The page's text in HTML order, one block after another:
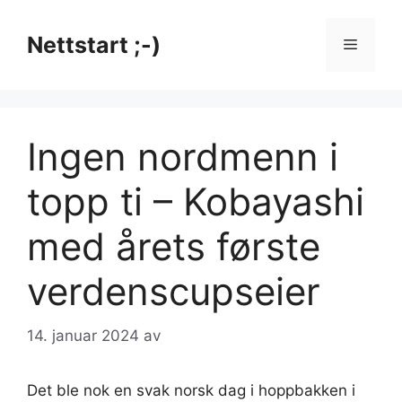
innholdNettstart ;-) Meny
Ingen nordmenn i
topp ti – Kobayashi
med årets første
verdenscupseier
14. januar 2024 av
Det ble nok en svak norsk dag i hoppbakken i